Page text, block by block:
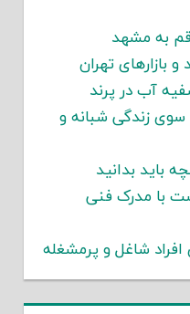
به مشهد
بازارهای تهران
آب در پرند
سوی زندگی شبانه و
باید بدانید
با مدرک فنی
افراد شاغل و پرمشغله